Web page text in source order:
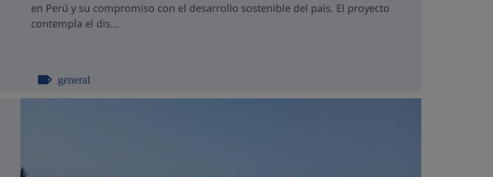
en Perú y su compromiso con el desarrollo sostenible del país. El proyecto
contempla el dis...
general